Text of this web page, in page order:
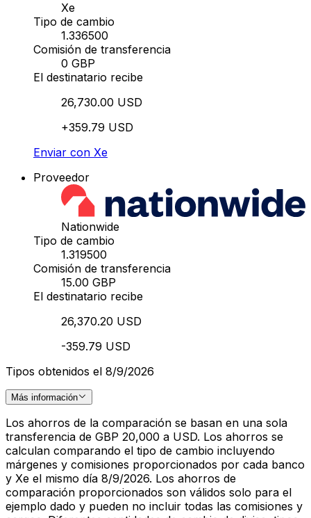
Xe
Tipo de cambio
1.336500
Comisión de transferencia
0 GBP
El destinatario recibe
26,730.00 USD
+359.79 USD
Enviar con Xe
Proveedor
Nationwide
Tipo de cambio
1.319500
Comisión de transferencia
15.00 GBP
El destinatario recibe
26,370.20 USD
-359.79 USD
Tipos obtenidos el 8/9/2026
Más información
Los ahorros de la comparación se basan en una sola
transferencia de GBP 20,000 a USD. Los ahorros se
calculan comparando el tipo de cambio incluyendo
márgenes y comisiones proporcionados por cada banco
y Xe el mismo día 8/9/2026. Los ahorros de
comparación proporcionados son válidos solo para el
ejemplo dado y pueden no incluir todas las comisiones y